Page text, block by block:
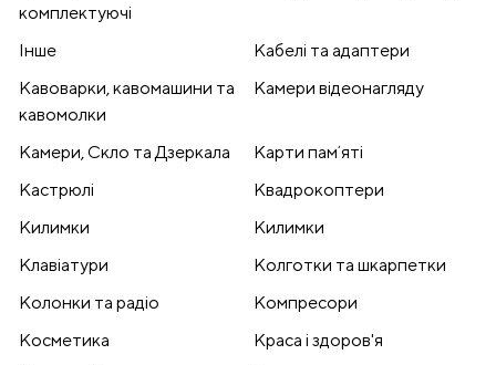
комплектуючі
Інше
Кабелі та адаптери
Кавоварки, кавомашини та
кавомолки
Камери відеонагляду
Камери, Скло та Дзеркала
Карти памʼяті
Кастрюлі
Квадрокоптери
Килимки
Килимки
Клавіатури
Колготки та шкарпетки
Колонки та радіо
Компресори
Косметика
Краса і здоров'я